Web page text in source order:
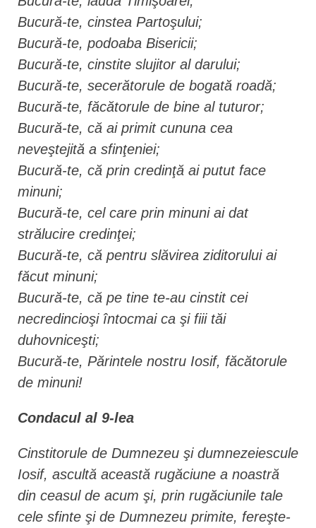
Bucură-te, cinstea Partoşului;
Bucură-te, podoaba Bisericii;
Bucură-te, cinstite slujitor al darului;
Bucură-te, secerătorule de bogată roadă;
Bucură-te, făcătorule de bine al tuturor;
Bucură-te, că ai primit cununa cea
neveştejită a sfinţeniei;
Bucură-te, că prin credinţă ai putut face
minuni;
Bucură-te, cel care prin minuni ai dat
strălucire credinţei;
Bucură-te, că pentru slăvirea ziditorului ai
făcut minuni;
Bucură-te, că pe tine te-au cinstit cei
necredincioşi întocmai ca şi fiii tăi
duhovniceşti;
Bucură-te, Părintele nostru Iosif, făcătorule
de minuni!
Condacul al 9-lea
Cinstitorule de Dumnezeu şi dumnezeiescule
Iosif, ascultă această rugăciune a noastră
din ceasul de acum şi, prin rugăciunile tale
cele sfinte şi de Dumnezeu primite, fereşte-